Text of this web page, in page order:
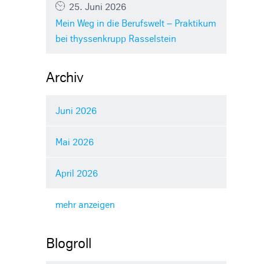
25. Juni 2026
Mein Weg in die Berufswelt – Praktikum
bei thyssenkrupp Rasselstein
Archiv
Juni 2026
Mai 2026
April 2026
mehr anzeigen
Blogroll